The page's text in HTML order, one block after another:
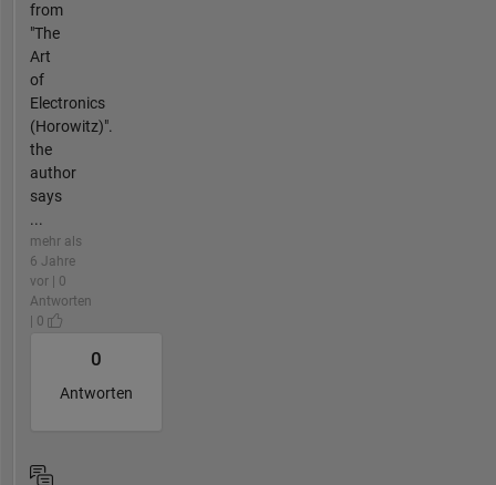
from
"The
Art
of
Electronics
(Horowitz)".
the
author
says
...
mehr als
6 Jahre
vor | 0
Antworten
| 0
0
Antworten